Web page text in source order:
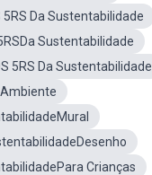
5RS Da Sustentabilidade
Sustentabilidade
5RS Da Sustentabilidade
Ambiente
Crianças